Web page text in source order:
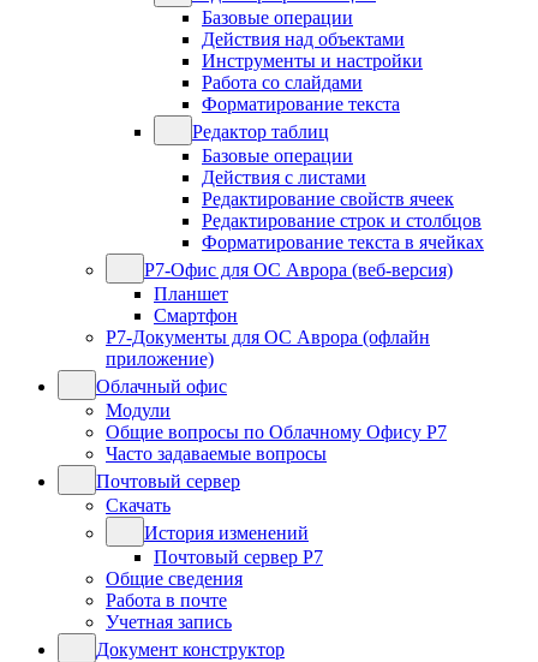
Базовые операции
Действия над объектами
Инструменты и настройки
Работа со слайдами
Форматирование текста
Редактор таблиц
Базовые операции
Действия с листами
Редактирование свойств ячеек
Редактирование строк и столбцов
Форматирование текста в ячейках
Р7-Офис для ОС Аврора (веб-версия)
Планшет
Смартфон
Р7-Документы для ОС Аврора (офлайн
приложение)
Облачный офис
Модули
Общие вопросы по Облачному Офису Р7
Часто задаваемые вопросы
Почтовый сервер
Скачать
История изменений
Почтовый сервер Р7
Общие сведения
Работа в почте
Учетная запись
Документ конструктор